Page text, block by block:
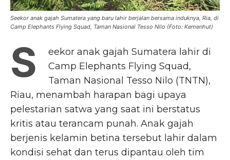
Seekor anak gajah Sumatera yang baru lahir berjalan bersama induknya, Ria, di
Camp Elephants Flying Squad, Taman Nasional Tesso Nilo (Foto: Kemenhut)
S
eekor anak gajah Sumatera lahir di
Camp Elephants Flying Squad,
Taman Nasional Tesso Nilo (TNTN),
Riau, menambah harapan bagi upaya
pelestarian satwa yang saat ini berstatus
kritis atau terancam punah. Anak gajah
berjenis kelamin betina tersebut lahir dalam
kondisi sehat dan terus dipantau oleh tim